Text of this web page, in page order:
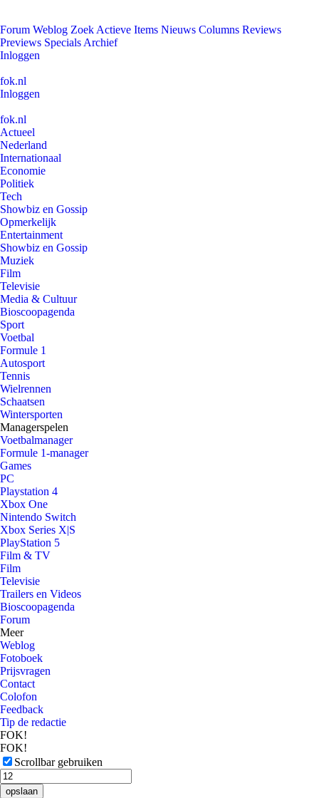
Forum Weblog Zoek Actieve Items Nieuws Columns Reviews
Previews Specials Archief
Inloggen
fok.nl
Inloggen
fok.nl
Actueel
Nederland
Internationaal
Economie
Politiek
Tech
Showbiz en Gossip
Opmerkelijk
Entertainment
Showbiz en Gossip
Muziek
Film
Televisie
Media & Cultuur
Bioscoopagenda
Sport
Voetbal
Formule 1
Autosport
Tennis
Wielrennen
Schaatsen
Wintersporten
Managerspelen
Voetbalmanager
Formule 1-manager
Games
PC
Playstation 4
Xbox One
Nintendo Switch
Xbox Series X|S
PlayStation 5
Film & TV
Film
Televisie
Trailers en Videos
Bioscoopagenda
Forum
Meer
Weblog
Fotoboek
Prijsvragen
Contact
Colofon
Feedback
Tip de redactie
FOK!
FOK!
Scrollbar gebruiken
opslaan